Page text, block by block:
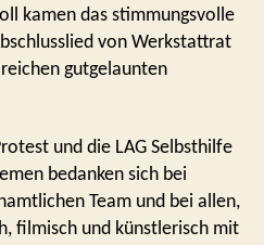
kamen das stimmungsvolle
von Werkstattrat
gutgelaunten
und die LAG Selbsthilfe
bedanken sich bei
Team und bei allen,
filmisch und künstlerisch mit